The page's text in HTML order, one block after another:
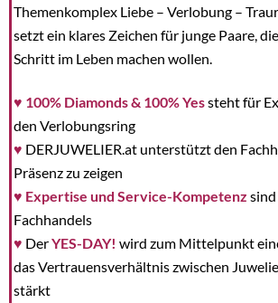
Themenkomplex Liebe – Verlobung –
setzt ein klares Zeichen für junge Paare,
Schritt im Leben machen wollen.
♥ 100% Diamonds & 100% Yessteht für
den Verlobungsring
♥ DERJUWELIER.at unterstützt den
Präsenz zu zeigen
♥ Expertise und Service-Kompetenz
Fachhandels
♥ DerYES-DAY! wird zum Mittelpunkt
das Vertrauensverhältnis zwischen
stärkt